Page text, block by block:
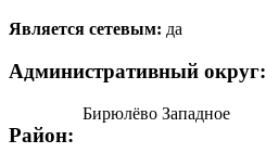
Является сетевым: да
Административный округ:
Район:
Бирюлёво Западное